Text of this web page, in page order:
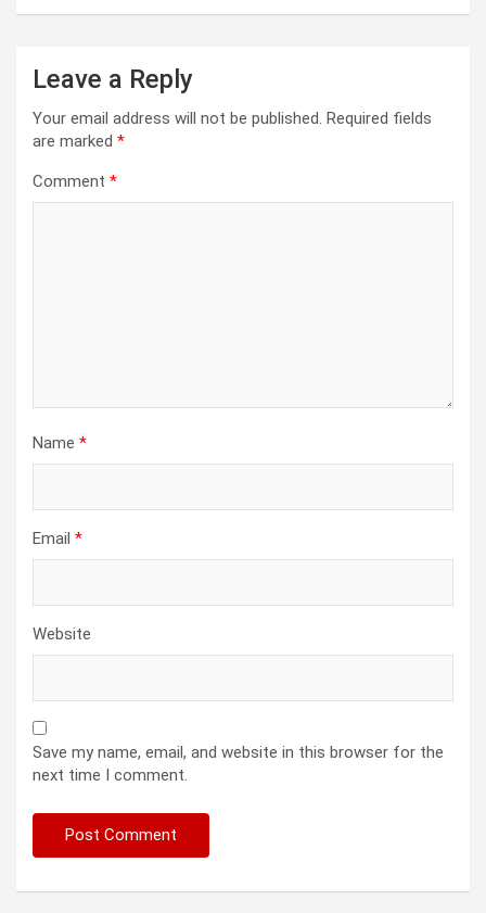
Leave a Reply
Your email address will not be published. Required fields
are marked *
Comment *
Name *
Email *
Website
Save my name, email, and website in this browser for the
next time I comment.